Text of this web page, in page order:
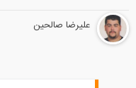
علیرضا صالحین